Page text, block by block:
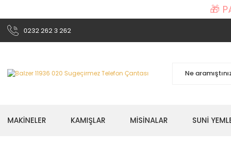
🎁
0232 262 3 262
MAKİNELER KAMIŞLAR MİSİNALAR SUNİ